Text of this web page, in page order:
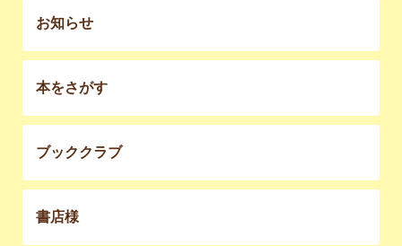
お知らせ
本をさがす
ブッククラブ
書店様